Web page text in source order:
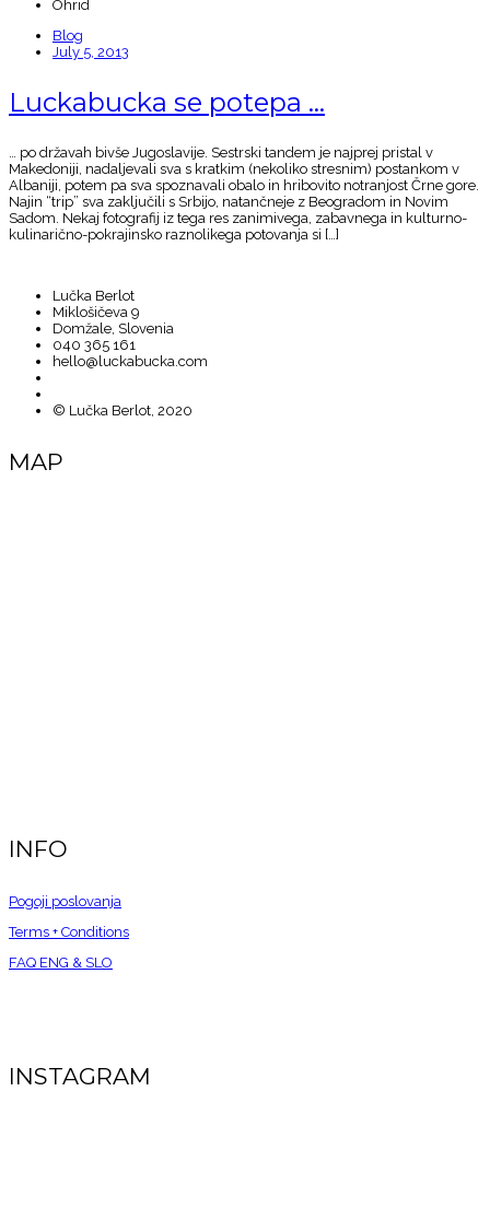
Ohrid
Blog
July 5, 2013
Luckabucka se potepa …
… po državah bivše Jugoslavije. Sestrski tandem je najprej pristal v
Makedoniji, nadaljevali sva s kratkim (nekoliko stresnim) postankom v
Albaniji, potem pa sva spoznavali obalo in hribovito notranjost Črne gore.
Najin “trip” sva zaključili s Srbijo, natančneje z Beogradom in Novim
Sadom. Nekaj fotografij iz tega res zanimivega, zabavnega in kulturno-
kulinarično-pokrajinsko raznolikega potovanja si […]
Lučka Berlot
Miklošičeva 9
Domžale, Slovenia
040 365 161
hello@luckabucka.com
© Lučka Berlot, 2020
MAP
INFO
Pogoji poslovanja
Terms + Conditions
FAQ ENG & SLO
INSTAGRAM